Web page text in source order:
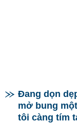
Đang dọn
mở bung
tôi càng tím